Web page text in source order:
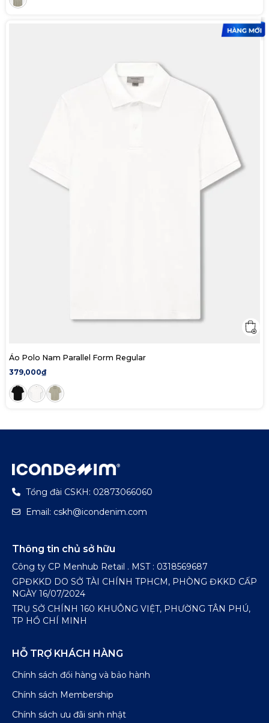
Áo Polo Nam Parallel Form Regular
379,000₫
Tổng đài CSKH: 02873066060
Email: cskh@icondenim.com
Thông tin chủ sở hữu
Công ty CP Menhub Retail . MST : 0318569687
GPĐKKD DO SỞ TÀI CHÍNH TPHCM, PHÒNG ĐKKD CẤP
NGÀY 16/07/2024
TRỤ SỞ CHÍNH 160 KHUÔNG VIỆT, PHƯỜNG TÂN PHÚ,
TP HỒ CHÍ MINH
HỖ TRỢ KHÁCH HÀNG
Chính sách đổi hàng và bảo hành
Chính sách Membership
Chính sách ưu đãi sinh nhật